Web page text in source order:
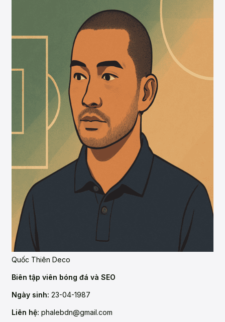
Quốc Thiên Deco
Biên tập viên bóng đá và SEO
Ngày sinh: 23-04-1987
Liên hệ: phalebdn@gmail.com